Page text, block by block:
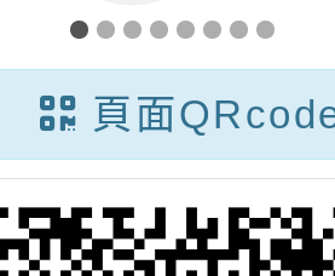
工作坊
場(國中
」
教育
訂課
畫」
習社
頁面